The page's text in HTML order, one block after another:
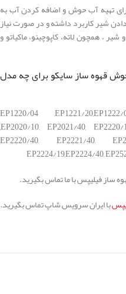
تهیه آب حوش و اضافه کردن آب به
شیر کاربرد داشته و در صورت نیاز
، همچون لاته، کاپوچینو، ماکیاتو و
قهوه ساز سایکو برای چه مدل
EP1220/04 ,EP1221/
,EP2020/10, EP2021/40,
EP2220/40, EP2221/40,
EP2224/19,EP2224/40,
ساز فیلیپس با ما تماس بگیرید.
با ایران سرویس شاپ تماس بگیرید.